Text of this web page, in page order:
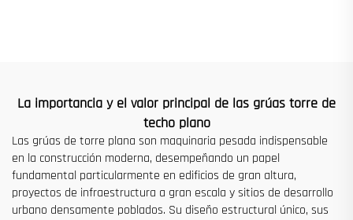
La importancia y el valor principal de las grúas torre de
techo plano
Las grúas de torre plana son maquinaria pesada indispensable
en la construcción moderna, desempeñando un papel
fundamental particularmente en edificios de gran altura,
proyectos de infraestructura a gran escala y sitios de desarrollo
urbano densamente poblados. Su diseño estructural único, sus